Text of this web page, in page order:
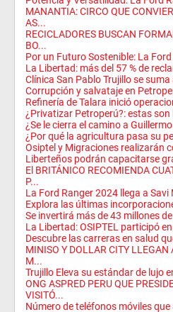
MANANTIA: CIRCO QUE
AS...
RECICLADORES BUSCAN
BO...
Por un Futuro Sostenible: La
La Libertad: más del 57 % de
Clínica San Pablo Trujillo se suma
Corrupción y salvataje en
Refinería de Talara inició
¿Privatizar Petroperú?: estas son
¿Se le cierra el camino a
¿Por qué la agricultura pasa su
Osiptel y Migraciones realizarán
Liberteños podrán capacitarse
El BRITÁNICO RECOMIENDA
P...
La Ford Ranger 2024 llega a
Explora las últimas
Se invertirá más de 43 millones
La Libertad: OSIPTEL participó
Descubre las carreras en salud
MINISO Y DOLLAR CITY LLEGAN
M...
Trujillo Eleva su estándar de lujo
ONG ASPRED PERU QUE
VISITÓ...
Número de teléfonos móviles